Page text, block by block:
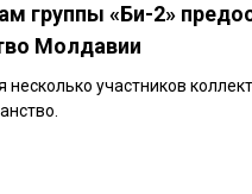
группы «Би-2»
Молдавии
несколько участников